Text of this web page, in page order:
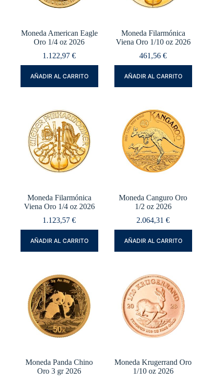
Moneda American Eagle
Oro 1/4 oz 2026
1.122,97€
AÑADIR AL CARRITO
Moneda Filarmónica
Viena Oro 1/10 oz 2026
461,56€
AÑADIR AL CARRITO
Moneda Filarmónica
Viena Oro 1/4 oz 2026
1.123,57€
AÑADIR AL CARRITO
Moneda Canguro Oro
1/2 oz 2026
2.064,31€
AÑADIR AL CARRITO
Moneda Panda Chino
Oro 3 gr 2026
Moneda Krugerrand Oro
1/10 oz 2026